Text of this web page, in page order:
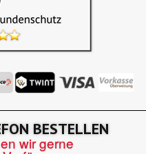
BESTELLEN
wir gerne